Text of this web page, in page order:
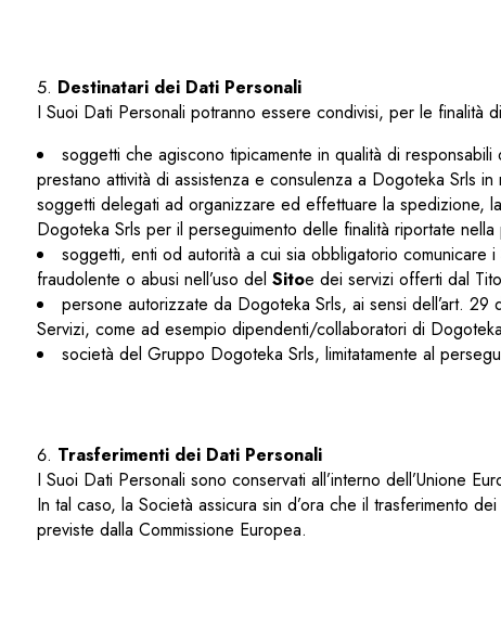
Destinatari dei Dati Personali
I Suoi Dati Personali potranno essere condivisi, per le finalità
soggetti che agiscono tipicamente in qualità di
prestano attività di assistenza e consulenza a Dogoteka Srls
soggetti delegati ad organizzare ed effettuare la spedizione,
Dogoteka Srls per il perseguimento delle finalità riportate
soggetti, enti od autorità a cui sia obbligatorio
fraudolente o abusi nell’uso del Sitoe dei servizi offerti dal
persone autorizzate da Dogoteka Srls, ai sensi dell’art.
Servizi, come ad esempio dipendenti/collaboratori di
società del Gruppo Dogoteka Srls, limitatamente al
Trasferimenti dei Dati Personali
I Suoi Dati Personali sono conservati all’interno dell’Unione
In tal caso, la Società assicura sin d’ora che il trasferimento
previste dalla Commissione Europea.